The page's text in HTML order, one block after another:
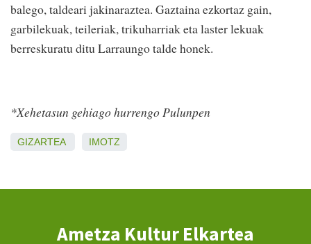
balego, taldeari jakinaraztea. Gaztaina ezkortaz gain,
garbilekuak, teileriak, trikuharriak eta laster lekuak
berreskuratu ditu Larraungo talde honek.
*Xehetasun gehiago hurrengo Pulunpen
GIZARTEA IMOTZ
Ametza Kultur Elkartea